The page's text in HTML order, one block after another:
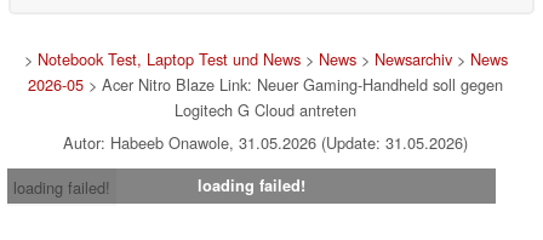
> Notebook Test, Laptop Test und News> News> Newsarchiv> News
2026-05 > Acer Nitro Blaze Link: Neuer Gaming-Handheld soll gegen
Logitech G Cloud antreten
Autor: Habeeb Onawole, 31.05.2026 (Update: 31.05.2026)
loading failed!
loading failed!